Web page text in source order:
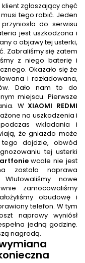
zgłaszający chęć
tego robić. Jeden
do serwisu
jest uszkodzona i
o objawy tej usterki,
Zabraliśmy się zatem
z niego baterię i
Okazało się że
i rozładowana,
Dało nam to do
miejscu. Pierwsze
WXIAOMI REDMI
na uszkodzenia i
wkładania i
że gniazdo może
dojdzie, obwód
tej usterki
wcale nie jest
została naprawa
nowe
zamocowaliśmy
obudowę i
telefon. W tym
naprawy wyniósł
jedną godzinę.
nagrodą.